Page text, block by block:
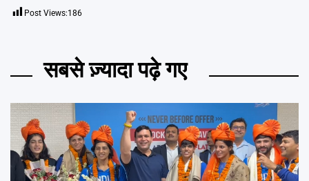
Post Views:186
सबसे ज़्यादा पढ़े गए